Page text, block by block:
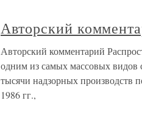
Авторский
Авторский комментарий
одним из самых массовых видов
тысячи надзорных производств
1986 гг.,